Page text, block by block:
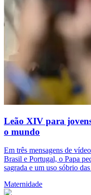
Leão XIV para
o mundo
Em três mensagens de
Brasil e Portugal, o Papa
sagrada e um uso sóbrio
Maternidade